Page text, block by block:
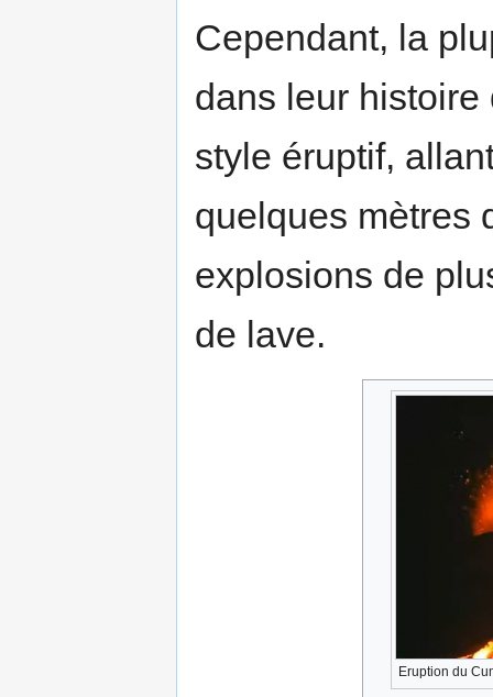
Cependant, la
dans leur
style éruptif,
quelques mètres
explosions de
de lave.
Eruption du